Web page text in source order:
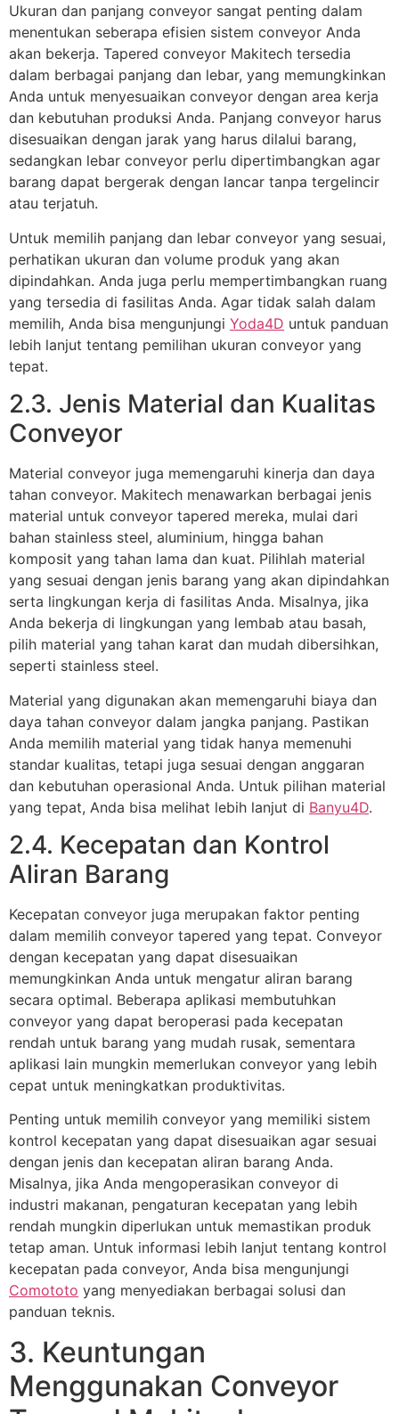
Ukuran dan panjang conveyor sangat penting dalam
menentukan seberapa efisien sistem conveyor Anda
akan bekerja. Tapered conveyor Makitech tersedia
dalam berbagai panjang dan lebar, yang memungkinkan
Anda untuk menyesuaikan conveyor dengan area kerja
dan kebutuhan produksi Anda. Panjang conveyor harus
disesuaikan dengan jarak yang harus dilalui barang,
sedangkan lebar conveyor perlu dipertimbangkan agar
barang dapat bergerak dengan lancar tanpa tergelincir
atau terjatuh.
Untuk memilih panjang dan lebar conveyor yang sesuai,
perhatikan ukuran dan volume produk yang akan
dipindahkan. Anda juga perlu mempertimbangkan ruang
yang tersedia di fasilitas Anda. Agar tidak salah dalam
memilih, Anda bisa mengunjungi Yoda4D untuk panduan
lebih lanjut tentang pemilihan ukuran conveyor yang
tepat.
2.3. Jenis Material dan Kualitas
Conveyor
Material conveyor juga memengaruhi kinerja dan daya
tahan conveyor. Makitech menawarkan berbagai jenis
material untuk conveyor tapered mereka, mulai dari
bahan stainless steel, aluminium, hingga bahan
komposit yang tahan lama dan kuat. Pilihlah material
yang sesuai dengan jenis barang yang akan dipindahkan
serta lingkungan kerja di fasilitas Anda. Misalnya, jika
Anda bekerja di lingkungan yang lembab atau basah,
pilih material yang tahan karat dan mudah dibersihkan,
seperti stainless steel.
Material yang digunakan akan memengaruhi biaya dan
daya tahan conveyor dalam jangka panjang. Pastikan
Anda memilih material yang tidak hanya memenuhi
standar kualitas, tetapi juga sesuai dengan anggaran
dan kebutuhan operasional Anda. Untuk pilihan material
yang tepat, Anda bisa melihat lebih lanjut di Banyu4D.
2.4. Kecepatan dan Kontrol
Aliran Barang
Kecepatan conveyor juga merupakan faktor penting
dalam memilih conveyor tapered yang tepat. Conveyor
dengan kecepatan yang dapat disesuaikan
memungkinkan Anda untuk mengatur aliran barang
secara optimal. Beberapa aplikasi membutuhkan
conveyor yang dapat beroperasi pada kecepatan
rendah untuk barang yang mudah rusak, sementara
aplikasi lain mungkin memerlukan conveyor yang lebih
cepat untuk meningkatkan produktivitas.
Penting untuk memilih conveyor yang memiliki sistem
kontrol kecepatan yang dapat disesuaikan agar sesuai
dengan jenis dan kecepatan aliran barang Anda.
Misalnya, jika Anda mengoperasikan conveyor di
industri makanan, pengaturan kecepatan yang lebih
rendah mungkin diperlukan untuk memastikan produk
tetap aman. Untuk informasi lebih lanjut tentang kontrol
kecepatan pada conveyor, Anda bisa mengunjungi
Comototo yang menyediakan berbagai solusi dan
panduan teknis.
3. Keuntungan
Menggunakan Conveyor